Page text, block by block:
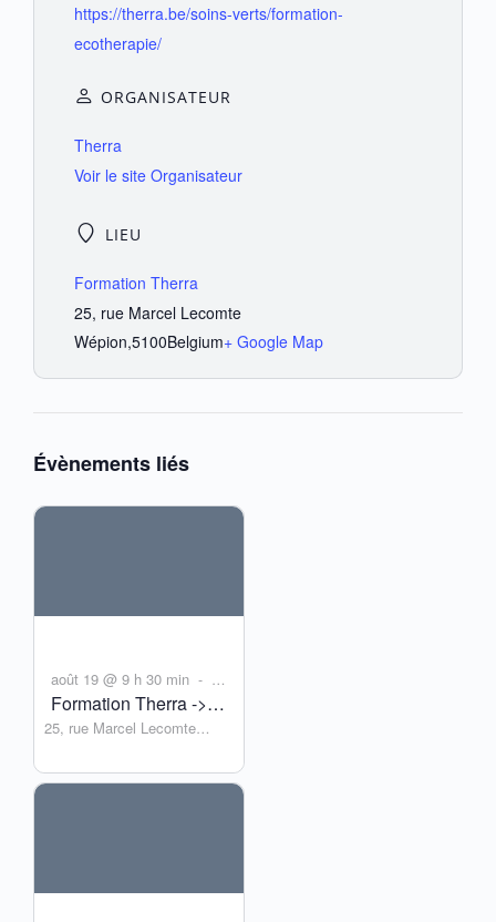
https://therra.be/soins-verts/formation-
ecotherapie/
LIEU
Formation Therra
25, rue Marcel Lecomte
Wépion,5100Belgium+ Google Map
ORGANISATEUR
Therra
Voir le site Organisateur
Évènements liés
août 19 @ 9 h 30 min - 15
h 30 min
Formation Therra ->
Module généraliste :
Santé mentale
25, rue Marcel Lecomte